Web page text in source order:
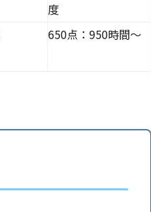
度
650点：950時間～